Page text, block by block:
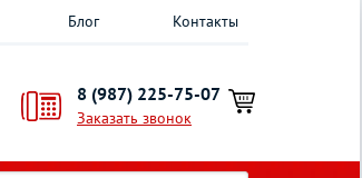
Блог Контакты
8 (987) 225-75-07
Заказать звонок